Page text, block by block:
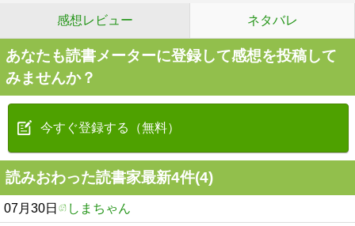
感想レビュー ネタバレ
あなたも読書メーターに登録して感想を投稿して
みませんか？
今すぐ登録する（無料）
読みおわった読書家最新4件(4)
07月30日 しまちゃん